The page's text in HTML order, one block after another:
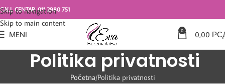
Skip to navigation
Skip to main content
CALL CENTAR: 011 2980 751
MENI 0 0,00
Politika privatnosti
Početna Politika privatnosti